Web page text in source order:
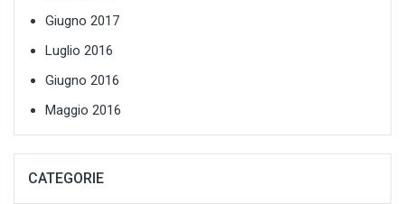
Giugno 2017
Luglio 2016
Giugno 2016
Maggio 2016
CATEGORIE